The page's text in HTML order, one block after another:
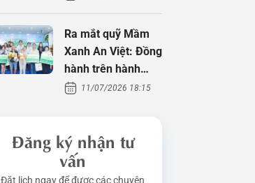
TS Nguyễn Thị
Hoài An
Ra mắt quỹ Mầm
Xanh An Việt: Đồng
hành trên hành
trình tìm con
11/07/2026 18:15
Đăng ký nhận tư
vấn
Đặt lịch ngay để được các chuyên